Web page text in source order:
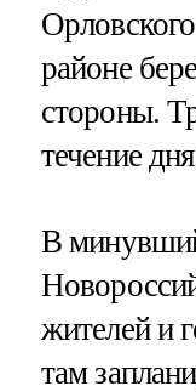
районе
стороны.
течение
В
жителей и
там